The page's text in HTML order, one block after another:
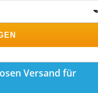
Versand für